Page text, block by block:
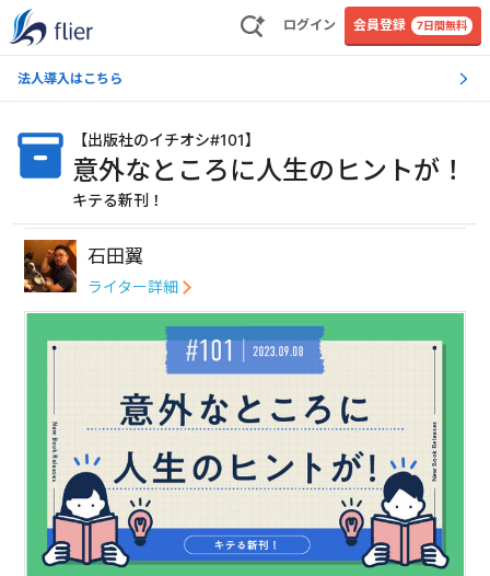
ログイン 会員登録 7日間無料
法人導入はこちら
【出版社のイチオシ#101】
意外なところに人生のヒントが！
キテる新刊！
石田翼
ライター詳細